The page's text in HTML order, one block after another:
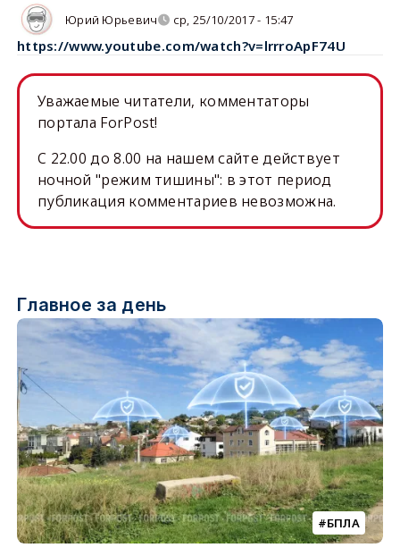
Юрий Юрьевич ср, 25/10/2017 - 15:47
https://www.youtube.com/watch?v=lrrroApF74U
Уважаемые читатели, комментаторы
портала ForPost!
C 22.00 до 8.00 на нашем сайте действует
ночной "режим тишины": в этот период
публикация комментариев невозможна.
Главное за день
БПЛА